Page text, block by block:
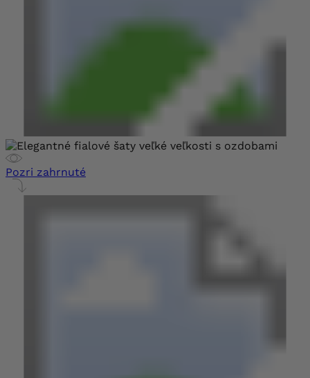
Pozri zahrnuté